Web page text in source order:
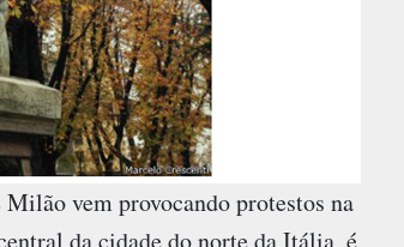
vem provocando protestos na
da cidade do norte da Itália, é